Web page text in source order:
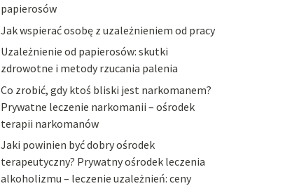
papierosów
Jak wspierać osobę z uzależnieniem od pracy
Uzależnienie od papierosów: skutki
zdrowotne i metody rzucania palenia
Co zrobić, gdy ktoś bliski jest narkomanem?
Prywatne leczenie narkomanii – ośrodek
terapii narkomanów
Jaki powinien być dobry ośrodek
terapeutyczny? Prywatny ośrodek leczenia
alkoholizmu – leczenie uzależnień: ceny